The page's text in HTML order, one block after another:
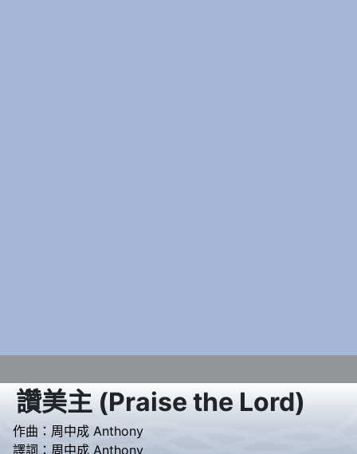
讚美主(Praise the Lord)
作曲： 周中成 Anthony
譯詞： 周中成 Anthony